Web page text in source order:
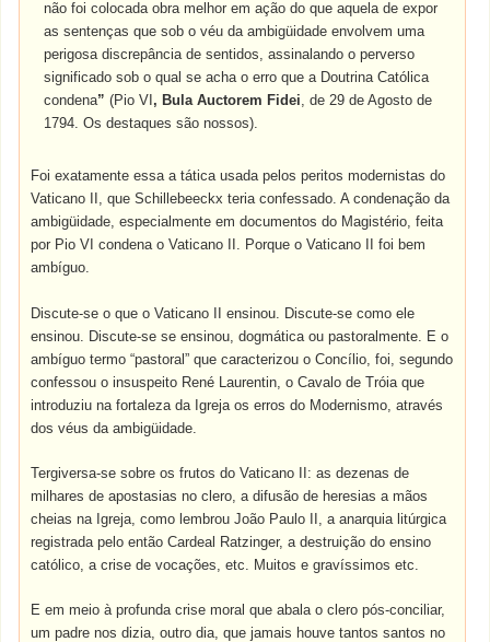
não foi colocada obra melhor em ação do que aquela de expor
as sentenças que sob o véu da ambigüidade envolvem uma
perigosa discrepância de sentidos, assinalando o perverso
significado sob o qual se acha o erro que a Doutrina Católica
condena” (Pio VI , Bula Auctorem Fidei, de 29 de Agosto de
1794. Os destaques são nossos).
Foi exatamente essa a tática usada pelos peritos modernistas do
Vaticano II, que Schillebeeckx teria confessado. A condenação da
ambigüidade, especialmente em documentos do Magistério, feita
por Pio VI condena o Vaticano II. Porque o Vaticano II foi bem
ambíguo.
Discute-se o que o Vaticano II ensinou. Discute-se como ele
ensinou. Discute-se se ensinou, dogmática ou pastoralmente. E o
ambíguo termo “pastoral” que caracterizou o Concílio, foi, segundo
confessou o insuspeito René Laurentin, o Cavalo de Tróia que
introduziu na fortaleza da Igreja os erros do Modernismo, através
dos véus da ambigüidade.
Tergiversa-se sobre os frutos do Vaticano II: as dezenas de
milhares de apostasias no clero, a difusão de heresias a mãos
cheias na Igreja, como lembrou João Paulo II, a anarquia litúrgica
registrada pelo então Cardeal Ratzinger, a destruição do ensino
católico, a crise de vocações, etc. Muitos e gravíssimos etc.
E em meio à profunda crise moral que abala o clero pós-conciliar,
um padre nos dizia, outro dia, que jamais houve tantos santos no